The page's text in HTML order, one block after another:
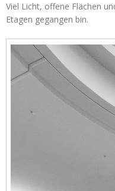
Viel Licht, offene Flächen
Etagen gegangen bin.